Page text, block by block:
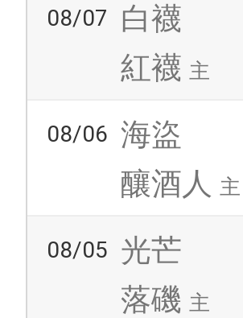
08/07
白襪
紅襪 主
08/06 海盜
釀酒人 主
08/05 光芒
落磯 主